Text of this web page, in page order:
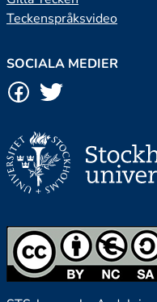
Teckenspråksvideo
SOCIALA MEDIER